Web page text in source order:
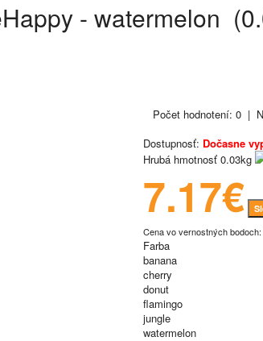
- watermelon
Počet hodnotení: 0 |
Dostupnosť: Dočasne
Hrubá hmotnosť 0.03kg
7.17€
Cena vo vernostných
Farba
banana
cherry
donut
flamingo
jungle
watermelon